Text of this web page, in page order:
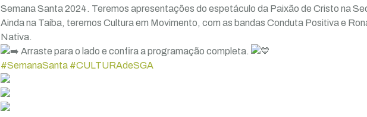
Semana Santa 2024. Teremos apresentações do espetáculo da Paixão de Cristo na
Ainda na Taíba, teremos Cultura em Movimento, com as bandas Conduta Positiva e
Nativa.
Arraste para o lado e confira a programação completa.
#SemanaSanta #CULTURAdeSGA